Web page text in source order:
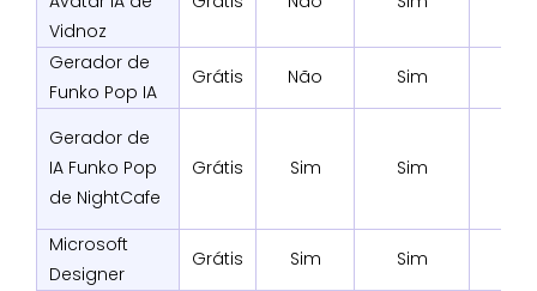
Vidnoz
Gerador de
Funko Pop IA
Grátis Não Sim
Gerador de
IA Funko Pop
de NightCafe
Grátis Sim Sim
Microsoft
Designer
Grátis Sim Sim